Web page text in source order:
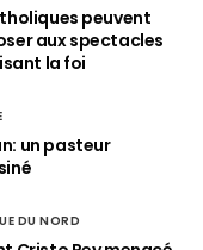
peuvent
aux spectacles
la foi
un pasteur
DU NORD